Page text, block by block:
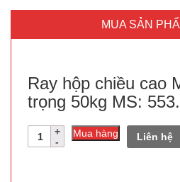
MUA SẢN
Ray hộp chiều cao
trọng 50kg MS:
Số
lượng
Mua hàng Liên hệ